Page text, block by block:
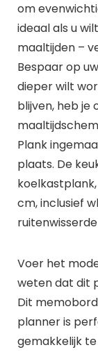
om
ideaal als u
maaltijden –
Bespaar op
dieper wilt
blijven, heb je
Plank
plaats. De
cm, inclusief
Voer het
weten dat dit
Dit
planner is
gemakkelijk